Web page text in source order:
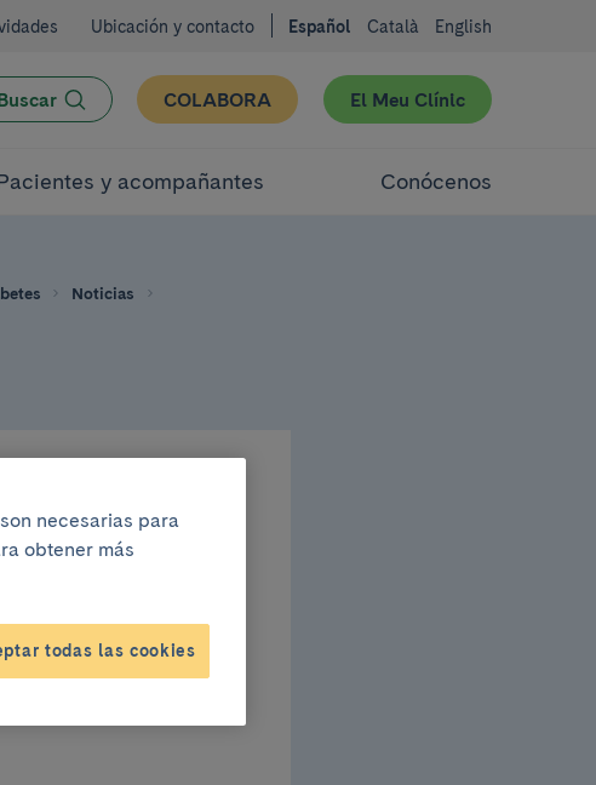
Ubicación y contacto Español Català English
COLABORA El Meu Clínic
y acompañantes Conócenos
Noticias
necesarias para
obtener más
todas las cookies